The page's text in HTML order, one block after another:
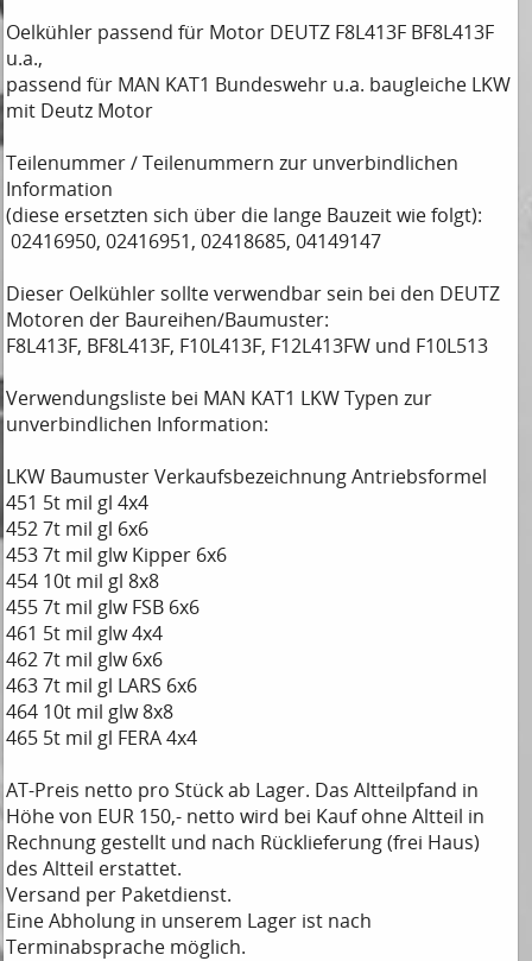
Oelkühler passend für Motor DEUTZ F8L413F BF8L413F
u.a.,
passend für MAN KAT1 Bundeswehr u.a. baugleiche LKW
mit Deutz Motor
Teilenummer / Teilenummern zur unverbindlichen
Information
(diese ersetzten sich über die lange Bauzeit wie folgt):
02416950, 02416951, 02418685, 04149147
Dieser Oelkühler sollte verwendbar sein bei den DEUTZ
Motoren der Baureihen/Baumuster:
F8L413F, BF8L413F, F10L413F, F12L413FW und F10L513
Verwendungsliste bei MAN KAT1 LKW Typen zur
unverbindlichen Information:
LKW Baumuster Verkaufsbezeichnung Antriebsformel
451 5t mil gl 4x4
452 7t mil gl 6x6
453 7t mil glw Kipper 6x6
454 10t mil gl 8x8
455 7t mil glw FSB 6x6
461 5t mil glw 4x4
462 7t mil glw 6x6
463 7t mil gl LARS 6x6
464 10t mil glw 8x8
465 5t mil gl FERA 4x4
AT-Preis netto pro Stück ab Lager. Das Altteilpfand in
Höhe von EUR 150,- netto wird bei Kauf ohne Altteil in
Rechnung gestellt und nach Rücklieferung (frei Haus)
des Altteil erstattet.
Versand per Paketdienst.
Eine Abholung in unserem Lager ist nach
Terminabsprache möglich.